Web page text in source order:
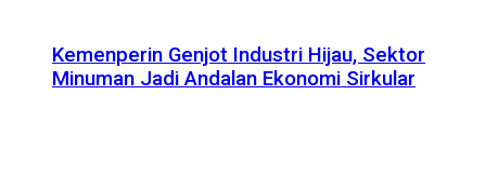
Kemenperin Genjot Industri Hijau, Sektor
Minuman Jadi Andalan Ekonomi Sirkular